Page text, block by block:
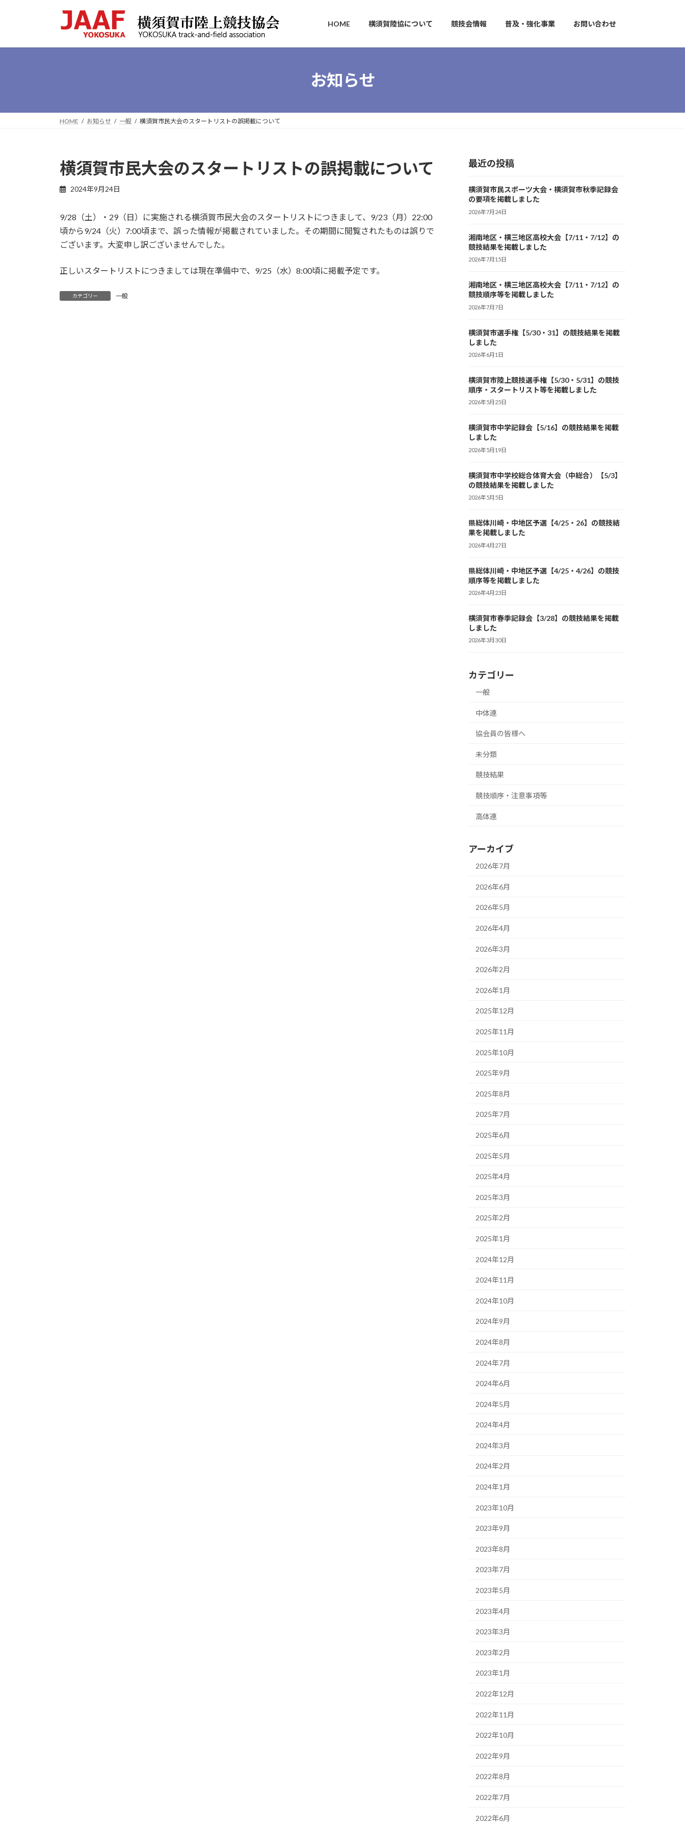
プ
動
HOME 横須賀陸協について 競技会情報 普及・強化事業 お問い合わせ
お知らせ
HOME お知らせ 一般 横須賀市民大会のスタートリストの誤掲載について
横須賀市民大会のスタートリストの誤掲載について
2024年9月24日
新
日
時
:
9/28（土）・29（日）に実施される横須賀市民大会のスタートリストにつきまして、9/23（月）22:00
頃から9/24（火）7:00頃まで、誤った情報が掲載されていました。その期間に閲覧されたものは誤りで
ございます。大変申し訳ございませんでした。
正しいスタートリストにつきましては現在準備中で、9/25（水）8:00頃に掲載予定です。
カテゴリー 一般
最近の投稿
横須賀市民スポーツ大会・横須賀市秋季記録会
の要項を掲載しました
2026年7月24日
湘南地区・横三地区高校大会【7/11・7/12】の
競技結果を掲載しました
2026年7月15日
湘南地区・横三地区高校大会【7/11・7/12】の
競技順序等を掲載しました
2026年7月7日
横須賀市選手権【5/30・31】の競技結果を掲載
しました
2026年6月1日
横須賀市陸上競技選手権【5/30・5/31】の競技
順序・スタートリスト等を掲載しました
2026年5月25日
横須賀市中学記録会【5/16】の競技結果を掲載
しました
2026年5月19日
横須賀市中学校総合体育大会（中総合）【5/3】
の競技結果を掲載しました
2026年5月5日
県総体川崎・中地区予選【4/25・26】の競技結
果を掲載しました
2026年4月27日
県総体川崎・中地区予選【4/25・4/26】の競技
順序等を掲載しました
2026年4月23日
横須賀市春季記録会【3/28】の競技結果を掲載
しました
2026年3月30日
カテゴリー
一般
中体連
協会員の皆様へ
未分類
競技結果
競技順序・注意事項等
高体連
アーカイブ
2026年7月
2026年6月
2026年5月
2026年4月
2026年3月
2026年2月
2026年1月
2025年12月
2025年11月
2025年10月
2025年9月
2025年8月
2025年7月
2025年6月
2025年5月
2025年4月
2025年3月
2025年2月
2025年1月
2024年12月
2024年11月
2024年10月
2024年9月
2024年8月
2024年7月
2024年6月
2024年5月
2024年4月
2024年3月
2024年2月
2024年1月
2023年10月
2023年9月
2023年8月
2023年7月
2023年5月
2023年4月
2023年3月
2023年2月
2023年1月
2022年12月
2022年11月
2022年10月
2022年9月
2022年8月
2022年7月
2022年6月